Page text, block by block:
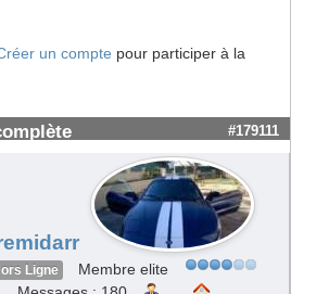
un compte pour participer à la
#179111
Ligne
Membre elite